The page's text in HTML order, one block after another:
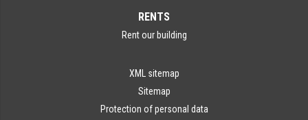
RENTS
Rent our building
XML sitemap
Sitemap
Protection of personal data